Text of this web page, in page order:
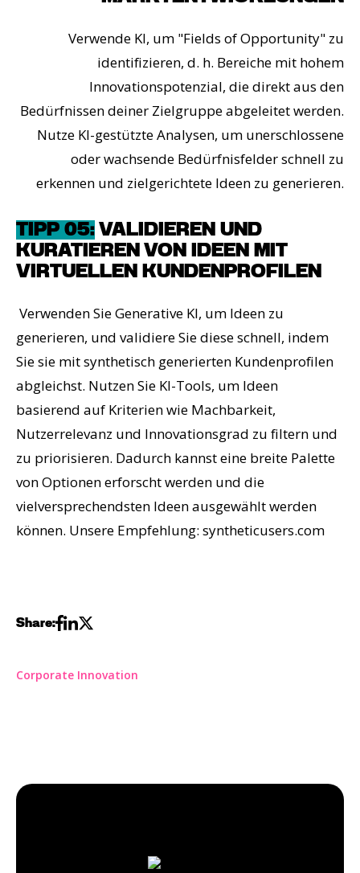
Verwende KI, um "Fields of Opportunity" zu
identifizieren, d. h. Bereiche mit hohem
Innovationspotenzial, die direkt aus den
Bedürfnissen deiner Zielgruppe abgeleitet werden.
Nutze KI-gestützte Analysen, um unerschlossene
oder wachsende Bedürfnisfelder schnell zu
erkennen und zielgerichtete Ideen zu generieren.
TIPP 05: VALIDIEREN UND
KURATIEREN VON IDEEN MIT
VIRTUELLEN KUNDENPROFILEN
Verwenden Sie Generative KI, um Ideen zu
generieren, und validiere Sie diese schnell, indem
Sie sie mit synthetisch generierten Kundenprofilen
abgleichst. Nutzen Sie KI-Tools, um Ideen
basierend auf Kriterien wie Machbarkeit,
Nutzerrelevanz und Innovationsgrad zu filtern und
zu priorisieren. Dadurch kannst eine breite Palette
von Optionen erforscht werden und die
vielversprechendsten Ideen ausgewählt werden
können. Unsere Empfehlung: syntheticusers.com
Share:
Corporate Innovation